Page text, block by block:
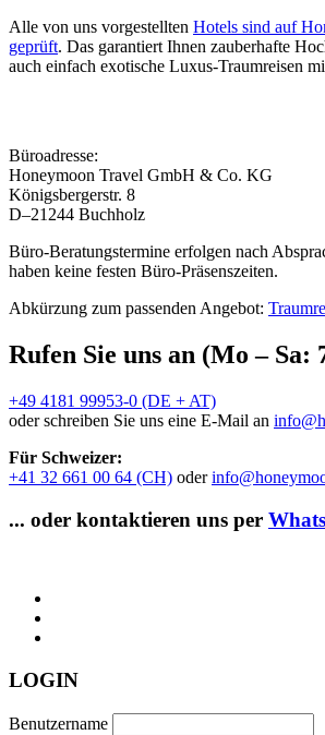
Alle von uns vorgestellten Hotels sind auf
geprüft. Das garantiert Ihnen zauberhafte
auch einfach exotische Luxus-Traumreisen
Büroadresse:
Honeymoon Travel GmbH & Co. KG
Königsbergerstr. 8
D–21244 Buchholz
Büro-Beratungstermine erfolgen nach
haben keine festen Büro-Präsenszeiten.
Abkürzung zum passenden Angebot:
Rufen Sie uns an (Mo – Sa:
+49 4181 99953-0 (DE + AT)
oder schreiben Sie uns eine E-Mail an
Für Schweizer:
+41 32 661 00 64 (CH) oder
... oder kontaktieren uns per
LOGIN
Benutzername